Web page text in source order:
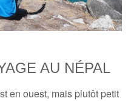
AU NÉPAL
en ouest, mais plutôt petit